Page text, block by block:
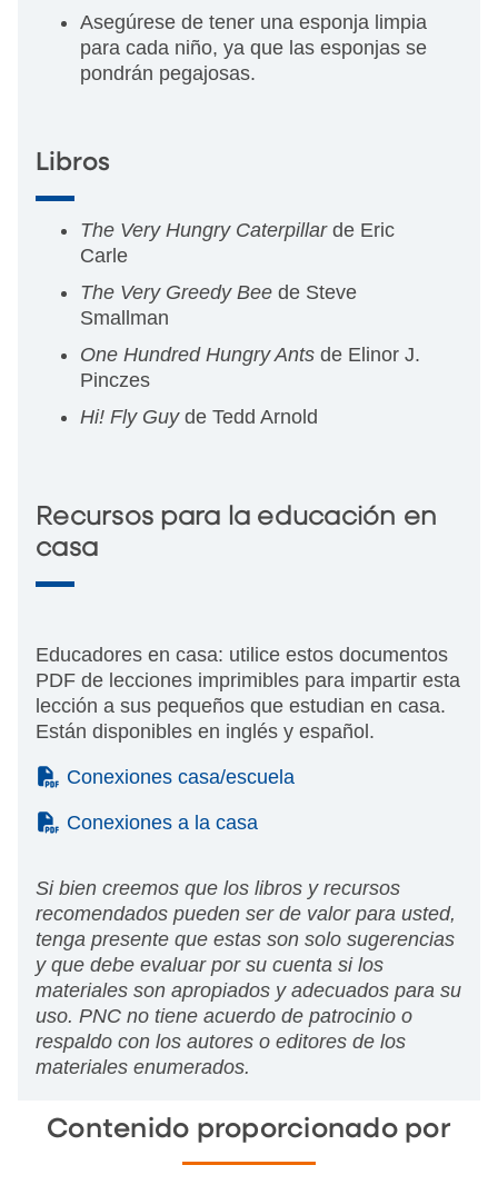
Asegúrese de tener una esponja limpia
para cada niño, ya que las esponjas se
pondrán pegajosas.
Libros
The Very Hungry Caterpillarde Eric
Carle
The Very Greedy Bee de Steve
Smallman
One Hundred Hungry Ants de Elinor J.
Pinczes
Hi! Fly Guy de Tedd Arnold
Recursos para la educación en
casa
Educadores en casa: utilice estos documentos
PDF de lecciones imprimibles para impartir esta
lección a sus pequeños que estudian en casa.
Están disponibles en inglés y español.
(PDF)
Conexiones casa/escuela
(PDF)
Conexiones a la casa
Si bien creemos que los libros y recursos
recomendados pueden ser de valor para usted,
tenga presente que estas son solo sugerencias
y que debe evaluar por su cuenta si los
materiales son apropiados y adecuados para su
uso. PNC no tiene acuerdo de patrocinio o
respaldo con los autores o editores de los
materiales enumerados.
Contenido proporcionado por